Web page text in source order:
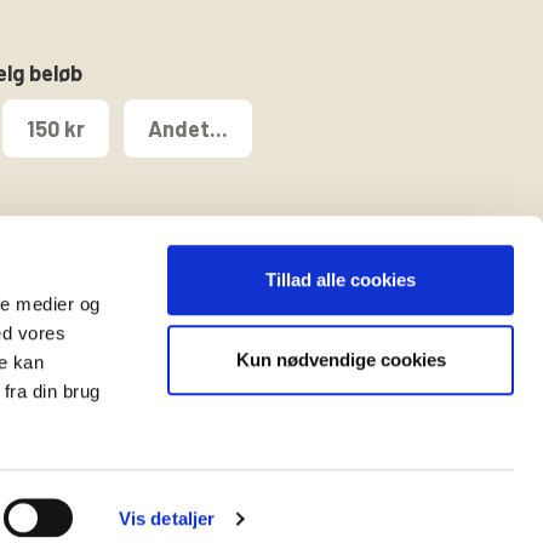
medier og
vores
kan
din brug
Vis detaljer
Tillad alle cookies
Kun nødvendige cookies
beløb
150 kr Andet...